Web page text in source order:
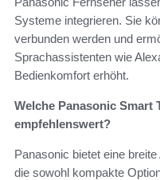
Systeme integrieren. Sie
verbunden werden und
Sprachassistenten wie
Bedienkomfort erhöht.
Welche Panasonic Smart
empfehlenswert?
Panasonic bietet eine
die sowohl kompakte